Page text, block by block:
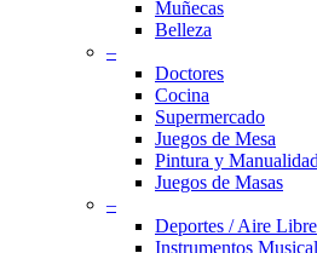
Muñecas
Belleza
–
Doctores
Cocina
Supermercado
Juegos de Mesa
Pintura y
Juegos de Masas
–
Deportes / Aire Libre
Instrumentos